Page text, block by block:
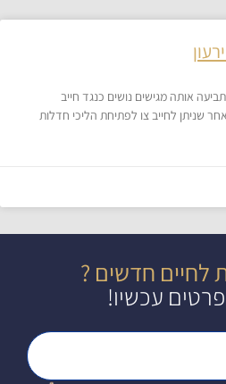
אותה מגישים נושים כנגד חייב
שניתן לחייב צו לפתיחת הליכי חדלות
לחיים חדשים ?
עכשיו!